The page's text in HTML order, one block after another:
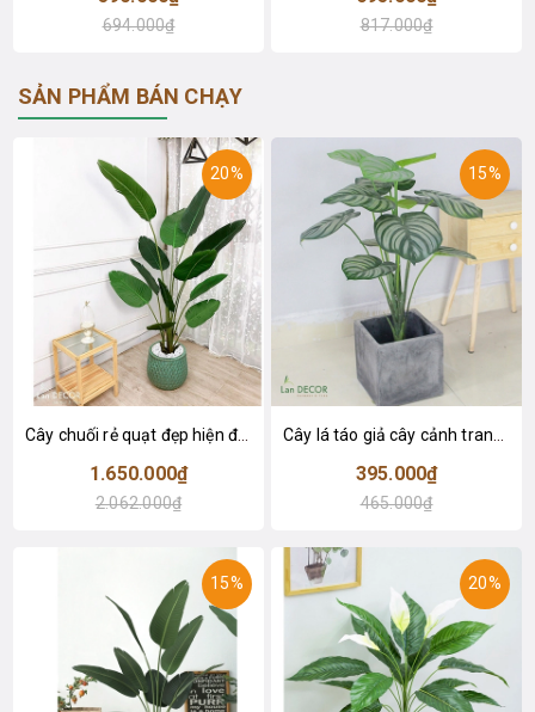
694.000₫ 817.000₫
SẢN PHẨM BÁN CHẠY
20%
Cây chuối rẻ quạt đẹp hiện đại trang trí 1m8 - LC3019 (Gồm 12 lá)
1.650.000₫
2.062.000₫
15%
395.000₫
465.000₫
15% 20%